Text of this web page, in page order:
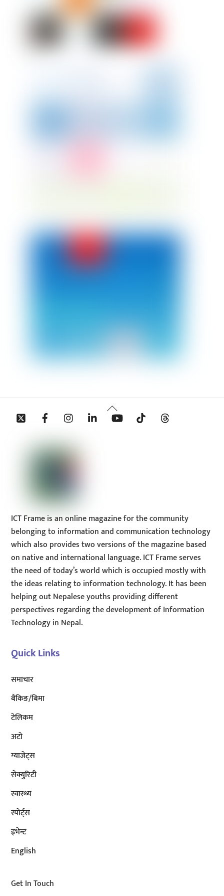
Back
To
Twitter Facebook InstagramLinkedin YouTube Tiktok
ICT Frame is an online magazine for the community
belonging to information and communication technology
which also provides two versions of the magazine based
on native and international language. ICT Frame serves
the need of today’s world which is occupied mostly with
the ideas relating to information technology. It has been
helping out Nepalese youths providing different
perspectives regarding the development of Information
Technology in Nepal.
Quick Links
समाचार
बैंकिङ/बिमा
टेलिकम
अटाे
ग्याजेट्स
सेक्युरिटी
स्वास्थ्य
स्पोर्ट्स
इभेन्ट
English
Get In Touch